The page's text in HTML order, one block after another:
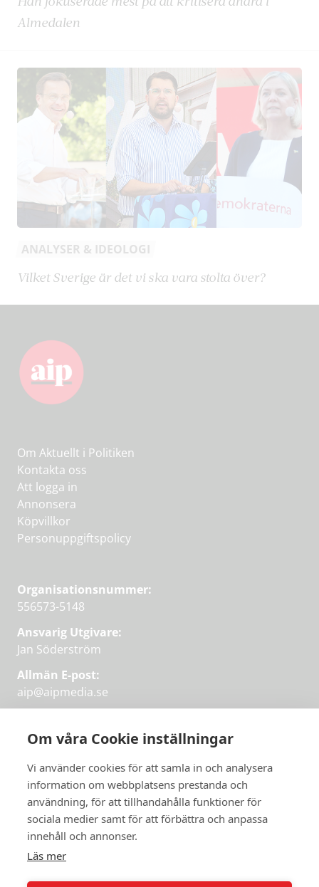
Om våra Cookie inställningar
Vi använder cookies för att samla in och analysera
information om webbplatsens prestanda och
användning, för att tillhandahålla funktioner för
sociala medier samt för att förbättra och anpassa
innehåll och annonser.
Läs mer
Få veckans bästa
artiklar i mejlen
Almedalen
ANALYSER & IDEOLOGI
Vilket Sverige är det vi ska vara stolta över?
Om Aktuellt i Politiken
Kontakta oss
Att logga in
Annonsera
Köpvillkor
Personuppgiftspolicy
Organisationsnummer:
556573-5148
Ansvarig Utgivare:
Jan Söderström
Allmän E-post:
aip@aipmedia.se
aip@flowyinfo.seeller 08-1210 60 40.
Instagram
LinkedIn
Twitter
Facebook
Få veckans bästa
artiklar på mejlen
PRENUMERERA